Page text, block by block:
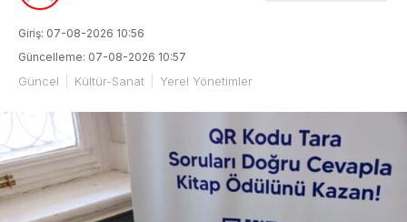
Giriş: 07-08-2026 10:56
Güncelleme: 07-08-2026 10:57
Güncel Kültür-Sanat Yerel Yönetimler